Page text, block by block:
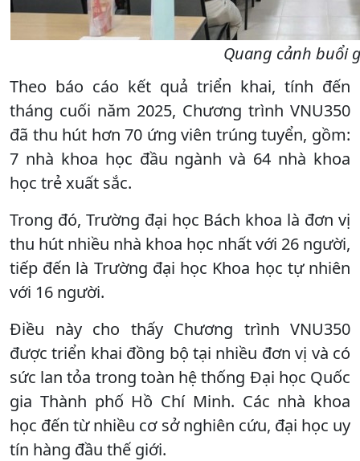
Quang cảnh buổi
Theo báo cáo kết quả triển khai, tính đến
tháng cuối năm 2025, Chương trình VNU350
đã thu hút hơn 70 ứng viên trúng tuyển, gồm:
7 nhà khoa học đầu ngành và 64 nhà khoa
học trẻ xuất sắc.
Trong đó, Trường đại học Bách khoa là đơn vị
thu hút nhiều nhà khoa học nhất với 26 người,
tiếp đến là Trường đại học Khoa học tự nhiên
với 16 người.
Điều này cho thấy Chương trình VNU350
được triển khai đồng bộ tại nhiều đơn vị và có
sức lan tỏa trong toàn hệ thống Đại học Quốc
gia Thành phố Hồ Chí Minh. Các nhà khoa
học đến từ nhiều cơ sở nghiên cứu, đại học uy
tín hàng đầu thế giới.